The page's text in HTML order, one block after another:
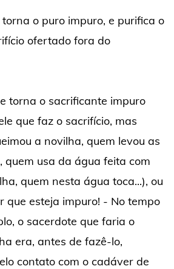
o puro impuro, e purifica o
ofertado fora do
torna o sacrificante impuro
que faz o sacrifício, mas
a novilha, quem levou as
quem usa da água feita com
quem nesta água toca...), ou
que esteja impuro! - No tempo
o sacerdote que faria o
era, antes de fazê-lo,
contato com o cadáver de